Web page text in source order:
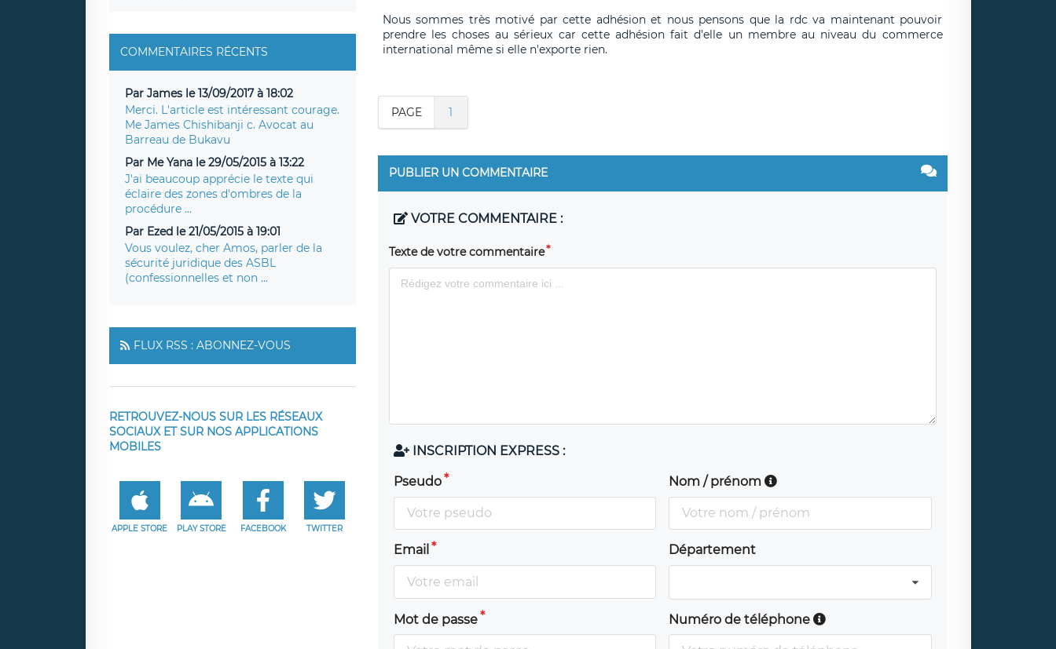
Nous sommes très motivé par cette adhésion et nous pensons que la rdc va maintenant pouvoir
prendre les choses au sérieux car cette adhésion fait d'elle un membre au niveau du commerce
international même si elle n'exporte rien.
PAGE 1
PUBLIER UN COMMENTAIRE
VOTRE COMMENTAIRE :
Texte de votre commentaire
INSCRIPTION EXPRESS :
Pseudo Nom / prénom
Email Département
Mot de passe Numéro de téléphone
COMMENTAIRES RÉCENTS
Par James le 13/09/2017 à 18:02
Merci. L'article est intéressant courage.
Me James Chishibanji c. Avocat au
Barreau de Bukavu
Par Me Yana le 29/05/2015 à 13:22
J'ai beaucoup apprécie le texte qui
éclaire des zones d'ombres de la
procédure ...
Par Ezed le 21/05/2015 à 19:01
Vous voulez, cher Amos, parler de la
sécurité juridique des ASBL
(confessionnelles et non ...
FLUX RSS : ABONNEZ-VOUS
RETROUVEZ-NOUS SUR LES RÉSEAUX
SOCIAUX ET SUR NOS APPLICATIONS
MOBILES
APPLE STORE PLAY STORE FACEBOOK TWITTER